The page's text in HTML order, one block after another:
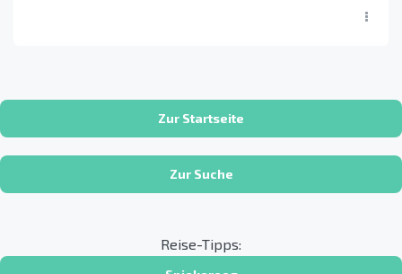
Zur Startseite
Zur Suche
Reise-Tipps: